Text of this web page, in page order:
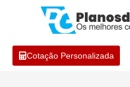
Cotação Personalizada